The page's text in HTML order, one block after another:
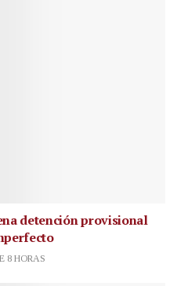
detención provisional
8 HORAS